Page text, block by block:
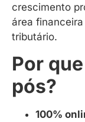
crescimento
área
tributário.
Por
pós?
100%